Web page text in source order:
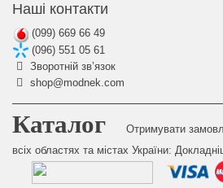
Наші контакти
(099) 669 66 49
(096) 551 05 61
Зворотній зв’язок
shop@modnek.com
Каталог
Отримувати
всіх областях та містах України: